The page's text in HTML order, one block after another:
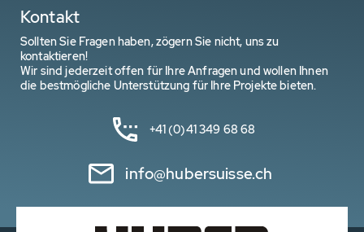
Kontakt
Sollten Sie Fragen haben, zögern Sie nicht, uns zu
kontaktieren!
Wir sind jederzeit offen für Ihre Anfragen und wollen Ihnen
die bestmögliche Unterstützung für Ihre Projekte bieten.
+41 (0)41 349 68 68
info@hubersuisse.ch